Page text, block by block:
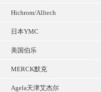
Hichrom/Alltech
日本YMC
美国伯乐
MERCK默克
Agela天津艾杰尔